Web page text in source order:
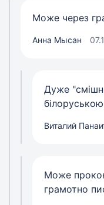
Може через
Анна Мысан
Дуже
Виталий
Може
грамотно